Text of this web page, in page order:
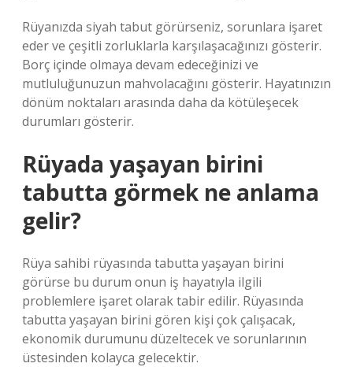
Rüyanızda siyah tabut görürseniz, sorunlara işaret
eder ve çeşitli zorluklarla karşılaşacağınızı gösterir.
Borç içinde olmaya devam edeceğinizi ve
mutluluğunuzun mahvolacağını gösterir. Hayatınızın
dönüm noktaları arasında daha da kötüleşecek
durumları gösterir.
Rüyada yaşayan birini
tabutta görmek ne anlama
gelir?
Rüya sahibi rüyasında tabutta yaşayan birini
görürse bu durum onun iş hayatıyla ilgili
problemlere işaret olarak tabir edilir. Rüyasında
tabutta yaşayan birini gören kişi çok çalışacak,
ekonomik durumunu düzeltecek ve sorunlarının
üstesinden kolayca gelecektir.